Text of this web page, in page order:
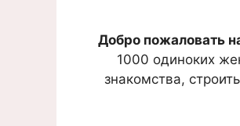
Добро пожаловать
1000 одиноких
знакомства,